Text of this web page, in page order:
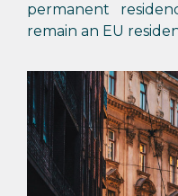
permanent
remain an EU